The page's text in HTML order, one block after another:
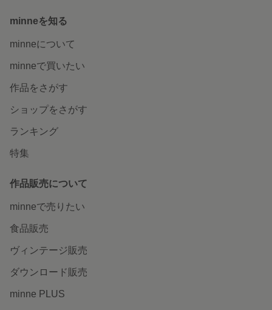
minneを知る
minneについて
minneで買いたい
作品をさがす
ショップをさがす
ランキング
特集
作品販売について
minneで売りたい
食品販売
ヴィンテージ販売
ダウンロード販売
minne PLUS